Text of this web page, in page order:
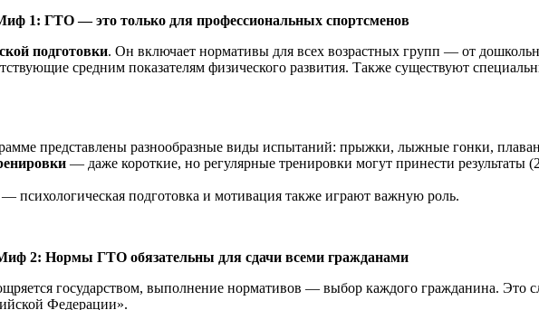
1: ГТО — это только для профессиональных спортсменов
подготовки. Он включает нормативы для всех возрастных групп — от
средним показателям физического развития. Также существуют
представлены разнообразные виды испытаний: прыжки, лыжные гонки,
— даже короткие, но регулярные тренировки могут принести результаты
— психологическая подготовка и мотивация также играют важную роль.
2: Нормы ГТО обязательны для сдачи всеми гражданами
государством, выполнение нормативов — выбор каждого гражданина. Это
Федерации».